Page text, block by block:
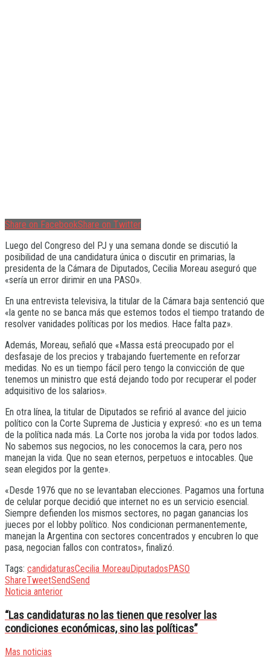
Share on FacebookShare on Twitter
Luego del Congreso del PJ y una semana donde se discutió la
posibilidad de una candidatura única o discutir en primarias, la
presidenta de la Cámara de Diputados, Cecilia Moreau aseguró que
«sería un error dirimir en una PASO».
En una entrevista televisiva, la titular de la Cámara baja sentenció que
«la gente no se banca más que estemos todos el tiempo tratando de
resolver vanidades políticas por los medios. Hace falta paz».
Además, Moreau, señaló que «Massa está preocupado por el
desfasaje de los precios y trabajando fuertemente en reforzar
medidas. No es un tiempo fácil pero tengo la convicción de que
tenemos un ministro que está dejando todo por recuperar el poder
adquisitivo de los salarios».
En otra línea, la titular de Diputados se refirió al avance del juicio
político con la Corte Suprema de Justicia y expresó: «no es un tema
de la política nada más. La Corte nos joroba la vida por todos lados.
No sabemos sus negocios, no les conocemos la cara, pero nos
manejan la vida. Que no sean eternos, perpetuos e intocables. Que
sean elegidos por la gente».
«Desde 1976 que no se levantaban elecciones. Pagamos una fortuna
de celular porque decidió que internet no es un servicio esencial.
Siempre defienden los mismos sectores, no pagan ganancias los
jueces por el lobby político. Nos condicionan permanentemente,
manejan la Argentina con sectores concentrados y encubren lo que
pasa, negocian fallos con contratos», finalizó.
Tags: candidaturasCecilia MoreauDiputadosPASO
ShareTweetSendSend
Noticia anterior
“Las candidaturas no las tienen que resolver las
condiciones económicas, sino las políticas”
Mas noticias